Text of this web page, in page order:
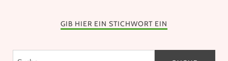
GIB HIER EIN STICHWORT EIN